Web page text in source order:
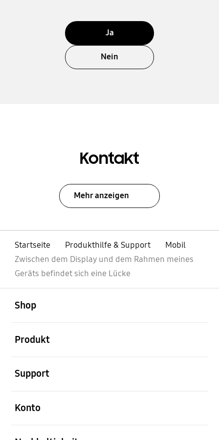
Ja
Nein
Kontakt
Mehr anzeigen
Startseite Produkthilfe & Support
Mobil
Zwischen dem Display und dem Rahmen meines
Geräts befindet sich eine Lücke
Shop
Produkt
Support
Konto